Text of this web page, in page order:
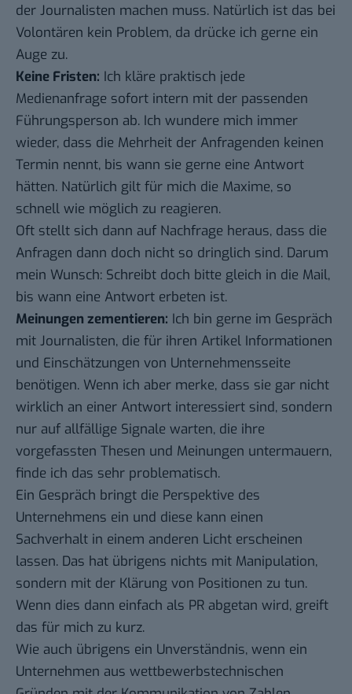
der Journalisten machen muss. Natürlich ist das bei
Volontären kein Problem, da drücke ich gerne ein
Auge zu.
Keine Fristen: Ich kläre praktisch jede
Medienanfrage sofort intern mit der passenden
Führungsperson ab. Ich wundere mich immer
wieder, dass die Mehrheit der Anfragenden keinen
Termin nennt, bis wann sie gerne eine Antwort
hätten. Natürlich gilt für mich die Maxime, so
schnell wie möglich zu reagieren.
Oft stellt sich dann auf Nachfrage heraus, dass die
Anfragen dann doch nicht so dringlich sind. Darum
mein Wunsch: Schreibt doch bitte gleich in die Mail,
bis wann eine Antwort erbeten ist.
Meinungen zementieren: Ich bin gerne im Gespräch
mit Journalisten, die für ihren Artikel Informationen
und Einschätzungen von Unternehmensseite
benötigen. Wenn ich aber merke, dass sie gar nicht
wirklich an einer Antwort interessiert sind, sondern
nur auf allfällige Signale warten, die ihre
vorgefassten Thesen und Meinungen untermauern,
finde ich das sehr problematisch.
Ein Gespräch bringt die Perspektive des
Unternehmens ein und diese kann einen
Sachverhalt in einem anderen Licht erscheinen
lassen. Das hat übrigens nichts mit Manipulation,
sondern mit der Klärung von Positionen zu tun.
Wenn dies dann einfach als PR abgetan wird, greift
das für mich zu kurz.
Wie auch übrigens ein Unverständnis, wenn ein
Unternehmen aus wettbewerbstechnischen